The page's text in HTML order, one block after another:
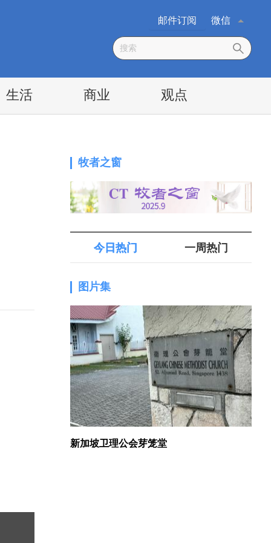
微信
邮件订阅
生活 商业 观点
牧者之窗
今日热门 一周热门
图片集
新加坡卫理公会芽笼堂